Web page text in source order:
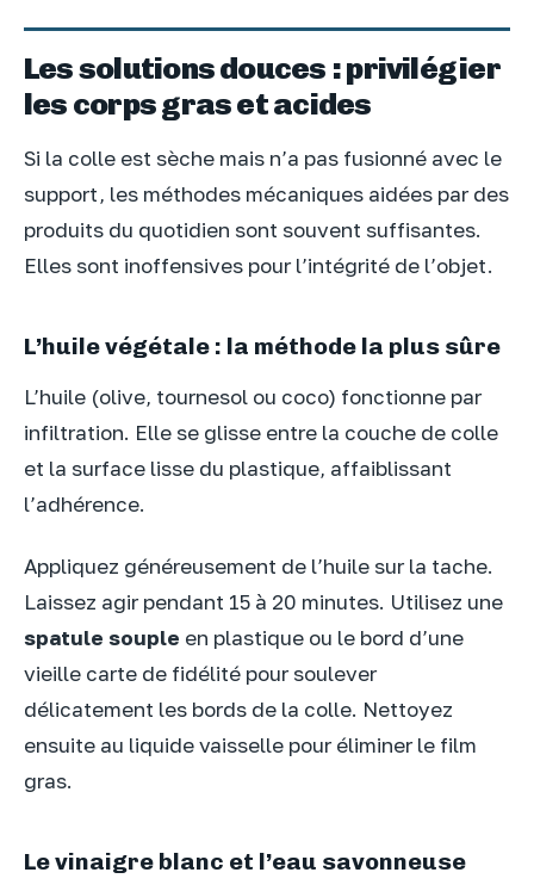
Les solutions douces : privilégier
les corps gras et acides
Si la colle est sèche mais n’a pas fusionné avec le
support, les méthodes mécaniques aidées par des
produits du quotidien sont souvent suffisantes.
Elles sont inoffensives pour l’intégrité de l’objet.
L’huile végétale : la méthode la plus sûre
L’huile (olive, tournesol ou coco) fonctionne par
infiltration. Elle se glisse entre la couche de colle
et la surface lisse du plastique, affaiblissant
l’adhérence.
Appliquez généreusement de l’huile sur la tache.
Laissez agir pendant 15 à 20 minutes. Utilisez une
spatule souple en plastique ou le bord d’une
vieille carte de fidélité pour soulever
délicatement les bords de la colle. Nettoyez
ensuite au liquide vaisselle pour éliminer le film
gras.
Le vinaigre blanc et l’eau savonneuse